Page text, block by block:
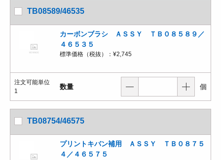
TB08589/46535
カーボンブラシ ＡＳＳＹ ＴＢ０８５８９／
４６５３５
標準価格（税抜）： ¥2,745
注文可能単位
1
数量 個
TB08754/46575
プリントキバン補用 ＡＳＳＹ ＴＢ０８７５
４／４６５７５